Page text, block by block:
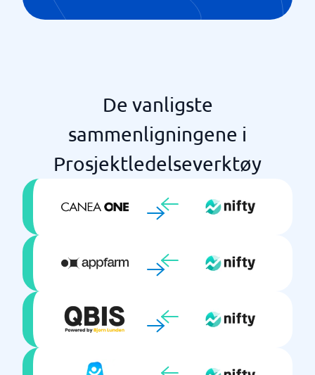
De vanligste
sammenligningene i
Prosjektledelseverktøy